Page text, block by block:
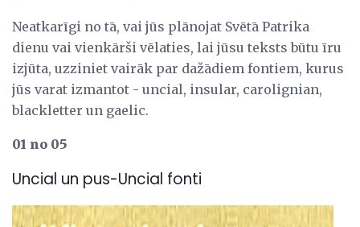
Neatkarīgi no tā, vai jūs plānojat Svētā Patrika
dienu vai vienkārši vēlaties, lai jūsu teksts būtu īru
izjūta, uzziniet vairāk par dažādiem fontiem, kurus
jūs varat izmantot - uncial, insular, carolignian,
blackletter un gaelic.
01 no 05
Uncial un pus-Uncial fonti